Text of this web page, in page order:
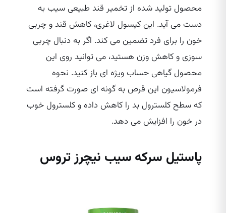
محصول تولید شده از تخمیر قند طبیعی سیب به
دست می ‌آید. این کپسول لاغری، کاهش قند و چربی
خون را برای فرد تضمین می‌ کند. اگر به دنبال چربی
سوزی و کاهش وزن هستید، می‌ توانید روی این
محصول گیاهی حساب ویژه‌ ای باز کنید. نحوه
فرمولاسیون این قرص به گونه‌ ای صورت گرفته است
که سطح کلسترول بد را کاهش داده و کلسترول خوب
در خون را افزایش می‌ دهد.
پاستیل سرکه سیب نیچرز تروس